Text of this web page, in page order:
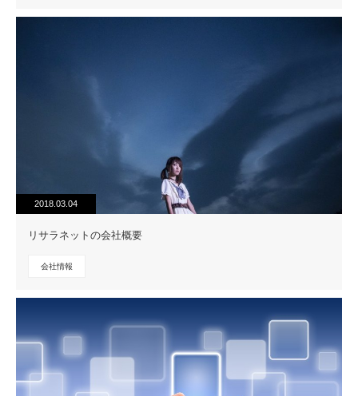
2018.03.04
リサラネットの会社概要
会社情報